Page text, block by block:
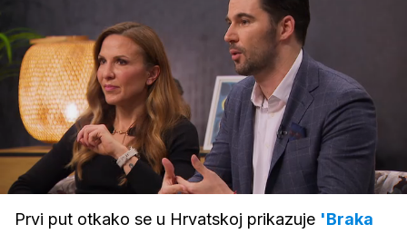
Upali
zvuk
Loaded:
61.80%
Prvi put otkako se u Hrvatskoj prikazuje 'Braka